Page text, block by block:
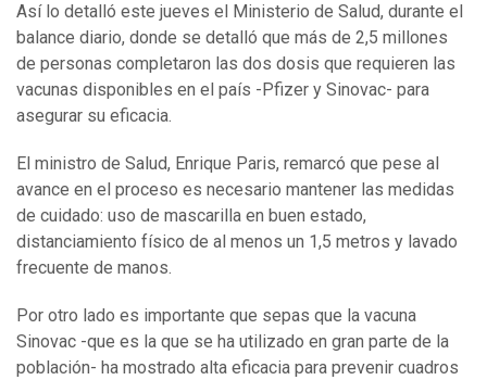
Así lo detalló este jueves el Ministerio de Salud, durante el
balance diario, donde se detalló que más de 2,5 millones
de personas completaron las dos dosis que requieren las
vacunas disponibles en el país -Pfizer y Sinovac- para
asegurar su eficacia.
El ministro de Salud, Enrique Paris, remarcó que pese al
avance en el proceso es necesario mantener las medidas
de cuidado: uso de mascarilla en buen estado,
distanciamiento físico de al menos un 1,5 metros y lavado
frecuente de manos.
Por otro lado es importante que sepas que la vacuna
Sinovac -que es la que se ha utilizado en gran parte de la
población- ha mostrado alta eficacia para prevenir cuadros